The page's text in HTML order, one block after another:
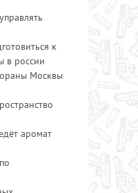
к
в россии
Москвы
аромат